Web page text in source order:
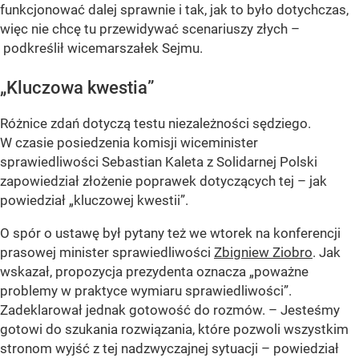
funkcjonować dalej sprawnie i tak, jak to było dotychczas,
więc nie chcę tu przewidywać scenariuszy złych –
podkreślił wicemarszałek Sejmu.
„Kluczowa kwestia”
Różnice zdań dotyczą testu niezależności sędziego.
W czasie posiedzenia komisji wiceminister
sprawiedliwości Sebastian Kaleta z Solidarnej Polski
zapowiedział złożenie poprawek dotyczących tej – jak
powiedział „kluczowej kwestii”.
O spór o ustawę był pytany też we wtorek na konferencji
prasowej minister sprawiedliwości Zbigniew Ziobro. Jak
wskazał, propozycja prezydenta oznacza „poważne
problemy w praktyce wymiaru sprawiedliwości”.
Zadeklarował jednak gotowość do rozmów. – Jesteśmy
gotowi do szukania rozwiązania, które pozwoli wszystkim
stronom wyjść z tej nadzwyczajnej sytuacji – powiedział